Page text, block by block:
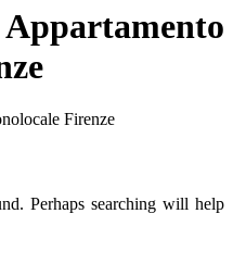
Appartamento
Firenze
Perhaps searching will help